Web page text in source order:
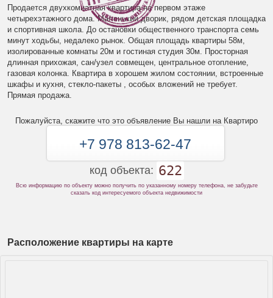
Продается двухкомнатная квартира на первом этаже
четырехэтажного дома. Маленький дворик, рядом детская площадка
и спортивная школа. До остановки общественного транспорта семь
минут ходьбы, недалеко рынок. Общая площадь квартиры 58м,
изолированные комнаты 20м и гостиная студия 30м. Просторная
длинная прихожая, сан/узел совмещен, центральное отопление,
газовая колонка. Квартира в хорошем жилом состоянии, встроенные
шкафы и кухня, стекло-пакеты , особых вложений не требует.
Прямая продажа.
Пожалуйста, скажите что это объявление Вы нашли на Квартиро
+7 978 813-62-47
код объекта: 622
Всю информацию по объекту можно получить по указанному номеру телефона, не забудьте
сказать код интересуемого объекта недвижимости
Расположение квартиры на карте